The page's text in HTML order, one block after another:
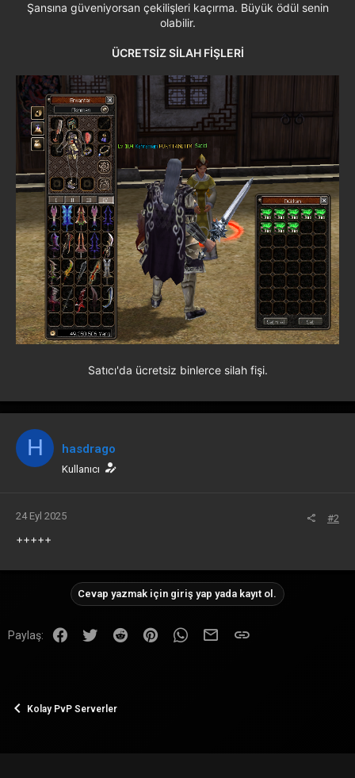
Şansına güveniyorsan çekilişleri kaçırma. Büyük ödül senin
olabilir.
ÜCRETSİZ SİLAH FİŞLERİ
Satıcı'da ücretsiz binlerce silah fişi.​
H hasdrago
Kullanıcı
24 Eyl 2025 #2
+++++
Cevap yazmak için giriş yap yada kayıt ol.
Paylaş: FacebookTwitter Reddit PinterestWhatsApp
E-posta
Kolay PvP Serverler